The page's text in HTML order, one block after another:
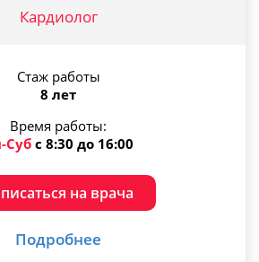
Кардиолог
Стаж работы
8 лет
Время работы:
Суб с 8:30 до 16:00
на врача
Подробнее